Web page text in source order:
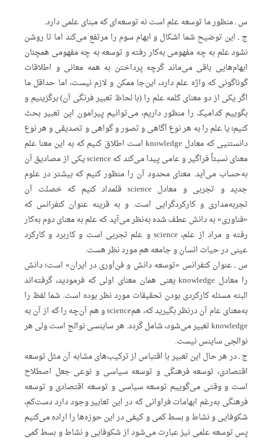
س ـ منظور ما توسعه علم است نه توسعه‌ای که مبنای علمی دارد.
ج ـ این توضیح شما اشکال و ابهام سوم را مرتفع می‌کند اما تا روشن
نشود علم به چه مفهومی به‌کار رفته و توسعه به چه مفهومی همچنان
ابهام‌‌هایی باقی می‌ماند گرچه پرداختن به همه‌ معانی و اطلاقات
گوناگونی که واژه علم دارد، این‌جا ممکن و لازم نیست، اما حداقل ما
اگر یکی از دو معنای کلمه علم را (با لحاظ تعبیر فرنگی آن) برگزینیم و
بگوییم کدامیک را منظور داریم، می‌توانیم پیرامون این تعبیر بحث
کنیم؛ یا علم را به هر نوع آگاهی و تصور و گواهی و تصدیقی و هر نوع
دانستنیی که معادل knowledge است اطلاق کنیم که به این معنا علم
معنای نسبتاً فراگیر و عامی پیدا می‌کند که science یکی از مصادیق آن
به‌حساب می‌آید. معنای محدود آن را منظور کنیم که بیشتر در علوم
جدید و تجربی و معادل science قلمداد کنیم که خصلت آن
تجربه‌مداری و کارکردگرایی است. و به قرینه عنوان کنفرانس که
«فناوری» به دانش عطف شده به‌نظر می‌آید که علم به معنای دوم به‌‌کار
رفته و مراد از علم، science و علم تجربی است و کاربرد و کارکرد
عینی در حیات انسان و جامعه هم مورد نظر هست.
س ـ عنوان کنفرانس «توسعه دانش و فن‌آوری در ایران» است؛ دانش
را معادل knowledge یعنی همان معنای اولی که فرمودید، گرفته‌اند
البته مسئله کارکردی بودن تحقیقات مورد نظر بوده است. شما لفظ را
به‌معنای عام آن درنظر بگیرید که، همscience و هم آن‌چه را که از آن به
knowledge تعبیر می‌شود، شامل گردد. هر ساینسی نوالج است ولی هر
نوالجی ساینس نیست.
ج ـ در هر حال این تعبیر با اقتباس از ترکیب‌های مشابه آن مثل توسعه
اقتصادی، توسعه فرهنگی و توسعه سیاسی و نوعی جعل اصطلاح
است و وقتی می‌‌گوییم توسعه سیاسی و توسعه اقتصادی و توسعه
فرهنگی به‌رغم ابهامات فراوانی که در این تعابیر وجود دارد دست‌کم،
شکوفایی و نشاط و بسط کمی و کیفی در این حوزه‌ها را اراده می‌کنیم
پس توسعه علمی نیز عبارت می‌شود از شکوفایی و نشاط و بسط کمی